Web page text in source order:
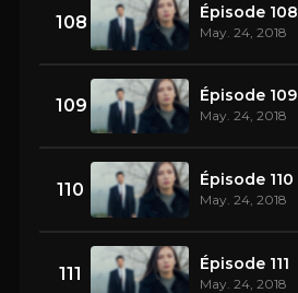
108 Épisode 108
May. 24, 2018
109 Épisode 109
May. 24, 2018
110 Épisode 110
May. 24, 2018
111 Épisode 111
May. 24, 2018